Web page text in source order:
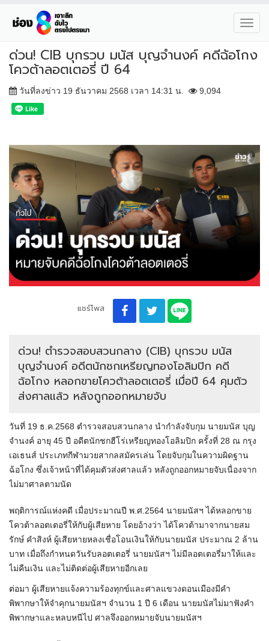
ด่วน! CIB บุกรวบ มนัส บุญจำนงค์ คดีฉ้อโกง
โควต้าลอตเตอรี่ ปี 64
วันที่ลงข่าว 19 ธันวาคม 2568 เวลา 14:31 น. 9,094
แชร์โพส
ด่วน! ตำรวจสอบสวนกลาง (CIB) บุกรวบ มนัส
บุญจำนงค์ อดีตนักชกเหรียญทองโอลิมปิก คดี
ฉ้อโกง หลอกขายโควต้าลอตเตอรี่ เมื่อปี 64 คุมตัว
ส่งศาลแล้ว หลังถูกออกหมายจับ
วันที่ 19 ธ.ค.2568 ตำรวจสอบสวนกลาง นำกำลังจับกุม นายมนัส บุญ
จํานงค์ อายุ 45 ปี อดีตนักชกฮีโร่เหรียญทองโอลิมปิก ครั้งที่ 28 ณ กรุง
เอเธนส์ ประเภทกีฬามวยสากลสมัครเล่น โดยจับกุมในความผิดฐาน
ฉ้อโกง ซึ่งเจ้าหน้าที่ได้คุมตัวส่งศาลแล้ว หลังถูกออกหมายจับเนื่องจาก
ไม่มาศาลตามนัด
พฤติการณ์แห่งคดี เมื่อประมาณปี พ.ศ.2564 นายมนัสฯ ได้หลอกขาย
โควต้าลอตเตอรี่ให้กับผู้เสียหาย โดยอ้างว่า ได้โควต้ามาจากนายสม
รักษ์ คำสิงห์ ผู้เสียหายหลงเชื่อโอนเงินให้กับนายมนัส ประมาณ 2 ล้าน
บาท เมื่อถึงกำหนดวันรับลอตเตอรี่ นายมนัสฯ ไม่มีลอตเตอรี่มาให้และ
ไม่คืนเงิน และไม่ติดต่อผู้เสียหายอีกเลย
ต่อมา ผู้เสียหายแจ้งความร้องทุกข์และศาลแขวงดอนเมืองมีคำ
พิพากษาให้จำคุกนายมนัสฯ จำนวน 1 ปี 6 เดือน นายมนัสไม่มาฟังคำ
พิพากษาและหลบหนีไป ศาลจึงออกหมายจับนายมนัสฯ